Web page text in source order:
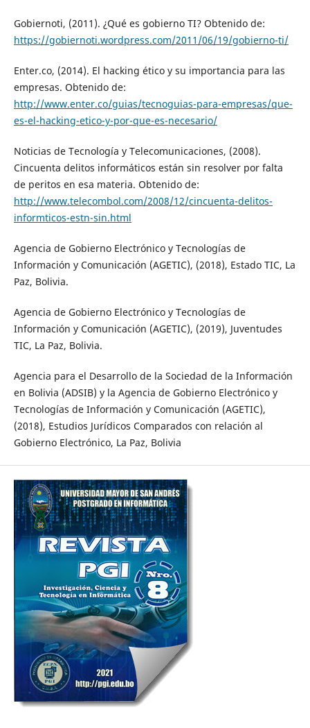
Gobiernoti, (2011). ¿Qué es gobierno TI? Obtenido de:
https://gobiernoti.wordpress.com/2011/06/19/gobierno-ti/
Enter.co, (2014). El hacking ético y su importancia para las
empresas. Obtenido de:
http://www.enter.co/guias/tecnoguias-para-empresas/que-
es-el-hacking-etico-y-por-que-es-necesario/
Noticias de Tecnología y Telecomunicaciones, (2008).
Cincuenta delitos informáticos están sin resolver por falta
de peritos en esa materia. Obtenido de:
http://www.telecombol.com/2008/12/cincuenta-delitos-
informticos-estn-sin.html
Agencia de Gobierno Electrónico y Tecnologías de
Información y Comunicación (AGETIC), (2018), Estado TIC, La
Paz, Bolivia.
Agencia de Gobierno Electrónico y Tecnologías de
Información y Comunicación (AGETIC), (2019), Juventudes
TIC, La Paz, Bolivia.
Agencia para el Desarrollo de la Sociedad de la Información
en Bolivia (ADSIB) y la Agencia de Gobierno Electrónico y
Tecnologías de Información y Comunicación (AGETIC),
(2018), Estudios Jurídicos Comparados con relación al
Gobierno Electrónico, La Paz, Bolivia